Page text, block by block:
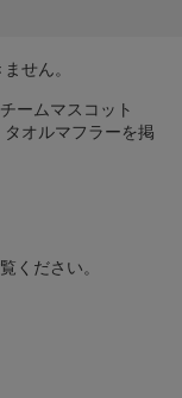
せん。
ームマスコット
タオルマフラーを掲
ください。